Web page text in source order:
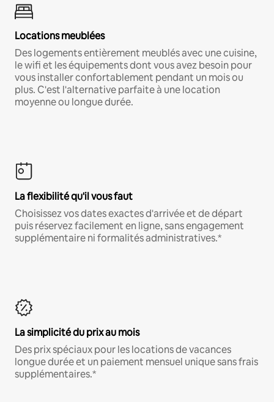
Locations meublées
Des logements entièrement meublés avec une cuisine,
le wifi et les équipements dont vous avez besoin pour
vous installer confortablement pendant un mois ou
plus. C'est l'alternative parfaite à une location
moyenne ou longue durée.
La flexibilité qu'il vous faut
Choisissez vos dates exactes d'arrivée et de départ
puis réservez facilement en ligne, sans engagement
supplémentaire ni formalités administratives.*
La simplicité du prix au mois
Des prix spéciaux pour les locations de vacances
longue durée et un paiement mensuel unique sans frais
supplémentaires.*